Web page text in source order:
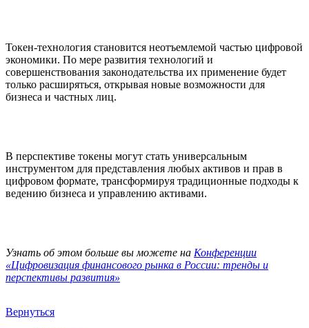
Токен-технология становится неотъемлемой частью цифровой
экономики. По мере развития технологий и
совершенствования законодательства их применение будет
только расширяться, открывая новые возможности для
бизнеса и частных лиц.
В перспективе токены могут стать универсальным
инструментом для представления любых активов и прав в
цифровом формате, трансформируя традиционные подходы к
ведению бизнеса и управлению активами.
Узнать об этом больше вы можете на Конференции
«Цифровизация финансового рынка в России: тренды и
перспективы развития»
Вернуться